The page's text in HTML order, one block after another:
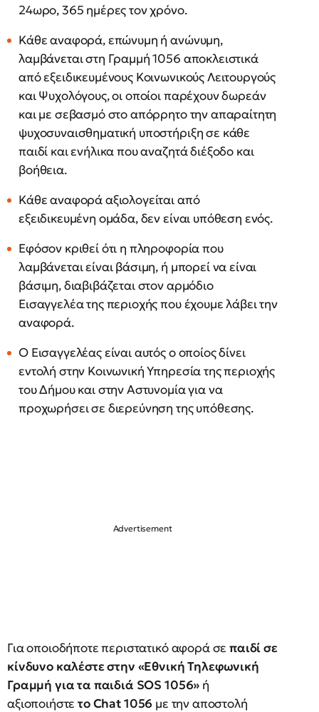
24ωρο, 365 ημέρες τον χρόνο.
Κάθε αναφορά, επώνυμη ή ανώνυμη,
λαμβάνεται στη Γραμμή 1056 αποκλειστικά
από εξειδικευμένους Κοινωνικούς Λειτουργούς
και Ψυχολόγους, οι οποίοι παρέχουν δωρεάν
και με σεβασμό στο απόρρητο την απαραίτητη
ψυχοσυναισθηματική υποστήριξη σε κάθε
παιδί και ενήλικα που αναζητά διέξοδο και
βοήθεια.
Κάθε αναφορά αξιολογείται από
εξειδικευμένη ομάδα, δεν είναι υπόθεση ενός.
Εφόσον κριθεί ότι η πληροφορία που
λαμβάνεται είναι βάσιμη, ή μπορεί να είναι
βάσιμη, διαβιβάζεται στον αρμόδιο
Εισαγγελέα της περιοχής που έχουμε λάβει την
αναφορά.
Ο Εισαγγελέας είναι αυτός ο οποίος δίνει
εντολή στην Κοινωνική Υπηρεσία της περιοχής
του Δήμου και στην Αστυνομία για να
προχωρήσει σε διερεύνηση της υπόθεσης.
Για οποιοδήποτε περιστατικό αφορά σεπαιδί σε
κίνδυνο καλέστε στην «Εθνική Τηλεφωνική
Γραμμή για τα παιδιά SOS 1056» ή
αξιοποιήστετοChat1056 με την αποστολή